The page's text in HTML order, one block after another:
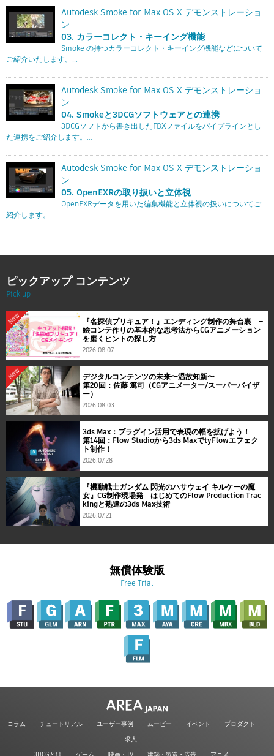
Autodesk Smoke for Max OS X デモンストレーショ
ン
03. カラーコレクト・キーイング機能
Smoke の持つカラーコレクト・キーイング機能などについて
ご紹介いたします。...
Autodesk Smoke for Max OS X デモンストレーショ
ン
04. Smokeと3DCGソフトウェアとの連携
3DCGソフトから書き出したFBXファイルをパイプラインとし
た連携をご紹介します。...
Autodesk Smoke for Max OS X デモンストレーショ
ン
05. OpenEXRの取り扱いと立体視
OpenEXRデータを用いた編集機能と立体視の扱いについてご
紹介します。...
ピックアップ コンテンツ
Pick up
New
『名探偵プリキュア！』エンディング制作の舞台裏 ―
絵コンテ作りの基本的な思考法からCGアニメーション
を磨くヒントの探し方
2026.08.07
New
デジタルコンテンツの未来〜温故知新〜
第20回：佐藤 篤司（CGアニメーター/スーパーバイザ
ー）
2026.08.03
3ds Max：プラグイン活用で表現の幅を拡げよう！
第14回：Flow Studioから3ds MaxでtyFlowエフェク
ト制作！
2026.07.28
『機動戦士ガンダム 閃光のハサウェイ キルケーの魔
女』CG制作現場発 はじめてのFlow Production Trac
kingと熟達の3ds Max技術
2026.07.21
無償体験版
Free Trial
コラム チュートリアル ユーザー事例 ムービー イベント
プロダクト
求人